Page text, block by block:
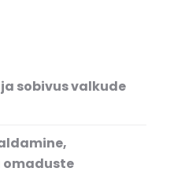
sobivus valkude
omaduste